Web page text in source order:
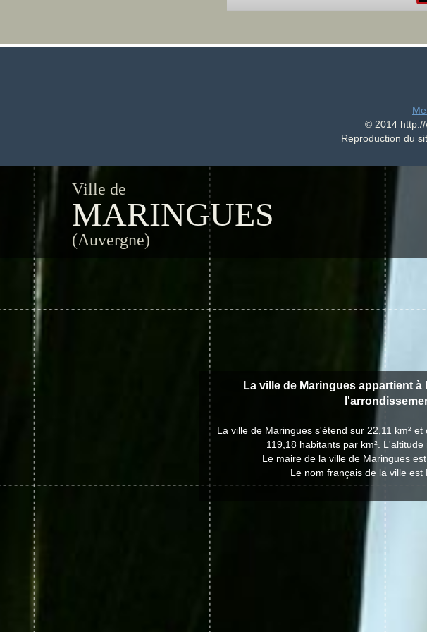
© 2014 http://
Reproduction du
Ville de
MARINGUES
(Auvergne)
La ville de Maringues appartient à
La ville de Maringues s'étend sur 22,11 km²
119,18 habitants par km².
Le maire de la ville de Maringues
Le nom français de la ville